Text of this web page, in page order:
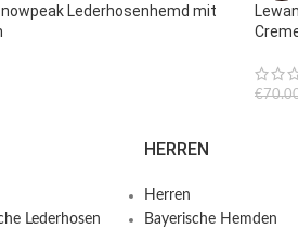
Lederhosenhemd mit
€
Lederhosen
HERREN
Herren
Bayerische Hemden​